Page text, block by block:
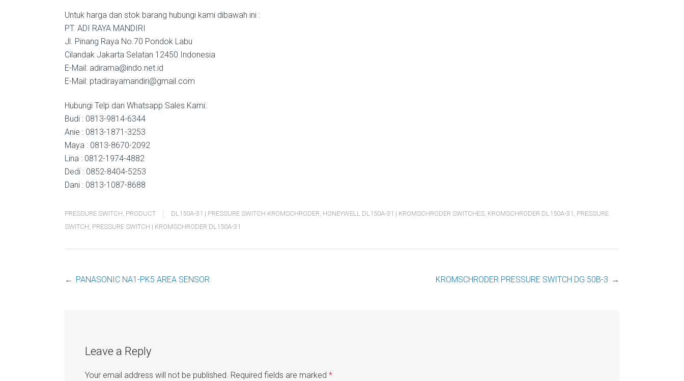
Untuk harga dan stok barang hubungi kami dibawah ini :
PT. ADI RAYA MANDIRI
Jl. Pinang Raya No.70 Pondok Labu
Cilandak Jakarta Selatan 12450 Indonesia
E-Mail: adirama@indo.net.id
E-Mail: ptadirayamandiri@gmail.com
Hubungi Telp dan Whatsapp Sales Kami:
Budi : 0813-9814-6344
Anie : 0813-1871-3253
Maya : 0813-8670-2092
Lina : 0812-1974-4882
Dedi : 0852-8404-5253
Dani : 0813-1087-8688
PRESSURE SWITCH, PRODUCT DL150A-31 | PRESSURE SWITCH KROMSCHRODER, HONEYWELL DL150A-31 | KROMSCHRODER SWITCHES, KROMSCHRODER DL150A-31 , PRESSURE
SWITCH, PRESSURE SWITCH | KROMSCHRODER DL150A-31
Post
← PANASONIC NA1-PK5 AREA SENSOR KROMSCHRODER PRESSURE SWITCH DG 50B-3 →
Leave a Reply
Your email address will not be published. Required fields are marked *